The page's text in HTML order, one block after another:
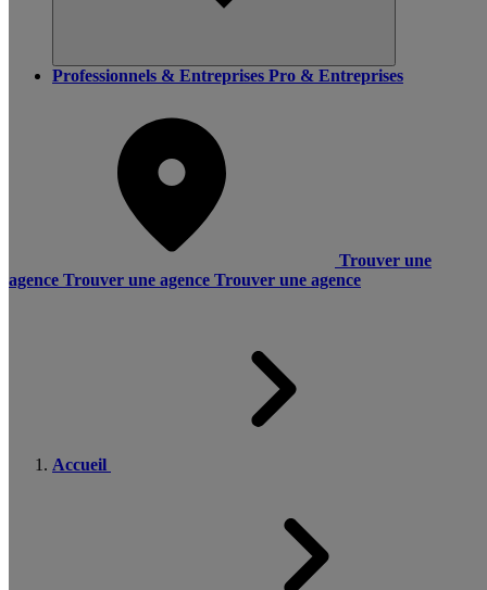
Professionnels & Entreprises Pro & Entreprises
Trouver une
agence Trouver une agence Trouver une agence
Accueil